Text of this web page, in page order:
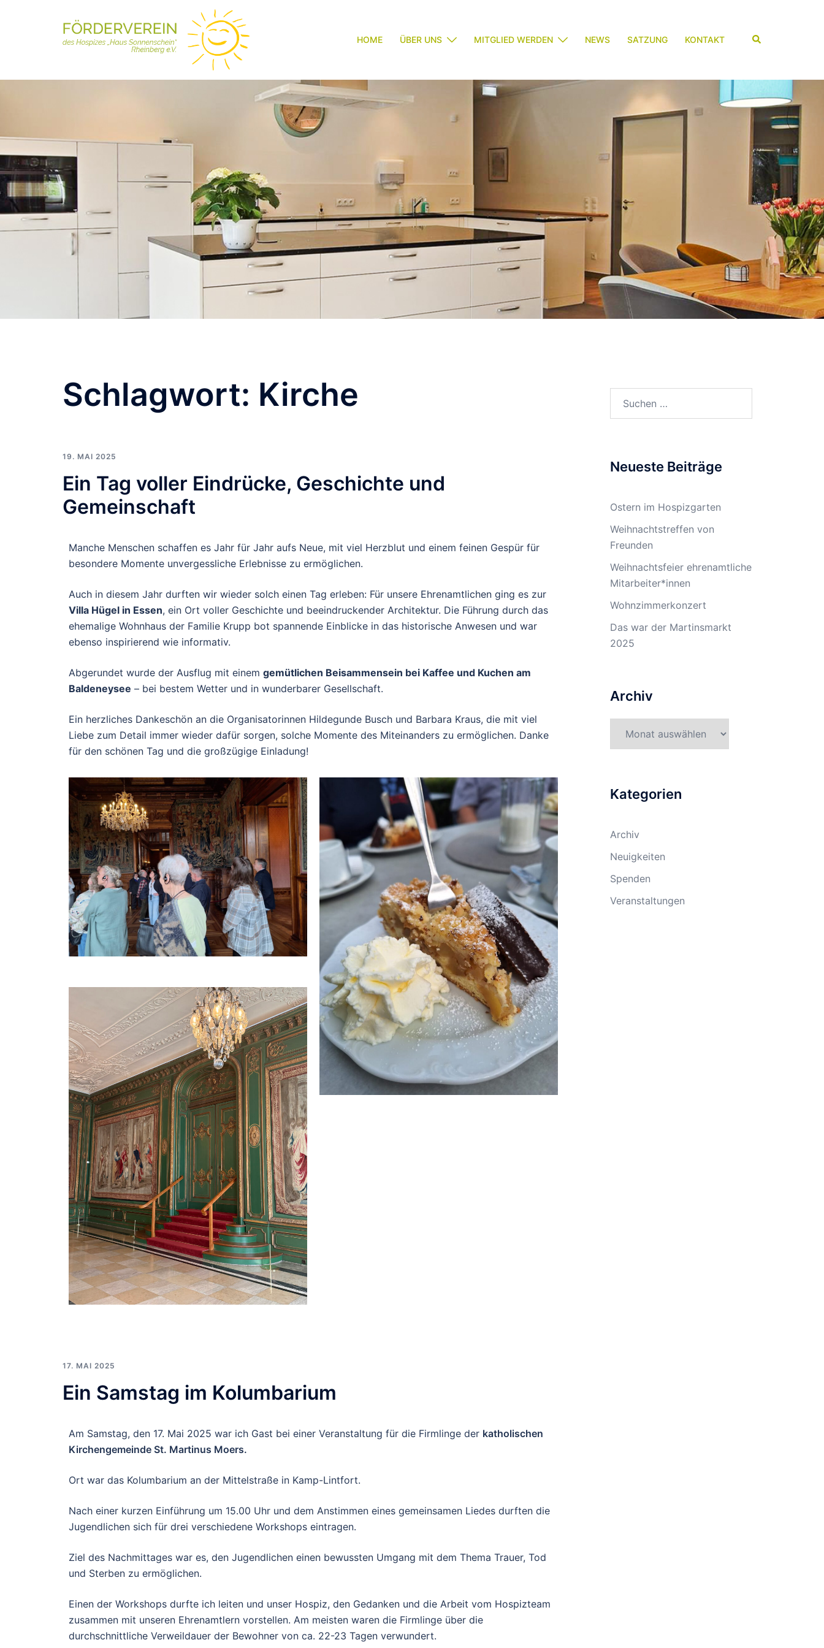
HOME ÜBER UNS MITGLIED WERDEN NEWS SATZUNG KONTAKT
Schlagwort: Kirche
19. MAI 2025
Ein Tag voller Eindrücke, Geschichte und
Gemeinschaft
Manche Menschen schaffen es Jahr für Jahr aufs Neue, mit viel Herzblut und einem feinen Gespür für
besondere Momente unvergessliche Erlebnisse zu ermöglichen.
Auch in diesem Jahr durften wir wieder solch einen Tag erleben: Für unsere Ehrenamtlichen ging es zur
Villa Hügel in Essen, ein Ort voller Geschichte und beeindruckender Architektur. Die Führung durch das
ehemalige Wohnhaus der Familie Krupp bot spannende Einblicke in das historische Anwesen und war
ebenso inspirierend wie informativ.
Abgerundet wurde der Ausflug mit einem gemütlichen Beisammensein bei Kaffee und Kuchen am
Baldeneysee – bei bestem Wetter und in wunderbarer Gesellschaft.
Ein herzliches Dankeschön an die Organisatorinnen Hildegunde Busch und Barbara Kraus, die mit viel
Liebe zum Detail immer wieder dafür sorgen, solche Momente des Miteinanders zu ermöglichen. Danke
für den schönen Tag und die großzügige Einladung!
17. MAI 2025
Ein Samstag im Kolumbarium
Am Samstag, den 17. Mai 2025 war ich Gast bei einer Veranstaltung für die Firmlinge der katholischen
Kirchengemeinde St. Martinus Moers.
Ort war das Kolumbarium an der Mittelstraße in Kamp-Lintfort.
Nach einer kurzen Einführung um 15.00 Uhr und dem Anstimmen eines gemeinsamen Liedes durften die
Jugendlichen sich für drei verschiedene Workshops eintragen.
Ziel des Nachmittages war es, den Jugendlichen einen bewussten Umgang mit dem Thema Trauer, Tod
und Sterben zu ermöglichen.
Einen der Workshops durfte ich leiten und unser Hospiz, den Gedanken und die Arbeit vom Hospizteam
zusammen mit unseren Ehrenamtlern vorstellen. Am meisten waren die Firmlinge über die
durchschnittliche Verweildauer der Bewohner von ca. 22-23 Tagen verwundert.
Neueste Beiträge
Ostern im Hospizgarten
Weihnachtstreffen von
Freunden
Weihnachtsfeier ehrenamtliche
Mitarbeiter*innen
Wohnzimmerkonzert
Das war der Martinsmarkt
2025
Archiv
Kategorien
Archiv
Neuigkeiten
Spenden
Veranstaltungen